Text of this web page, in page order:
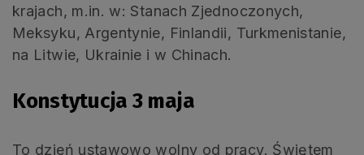
krajach, m.in. w: Stanach Zjednoczonych,
Meksyku, Argentynie, Finlandii, Turkmenistanie,
na Litwie, Ukrainie i w Chinach.
Konstytucja 3 maja
To dzień ustawowo wolny od pracy. Świętem